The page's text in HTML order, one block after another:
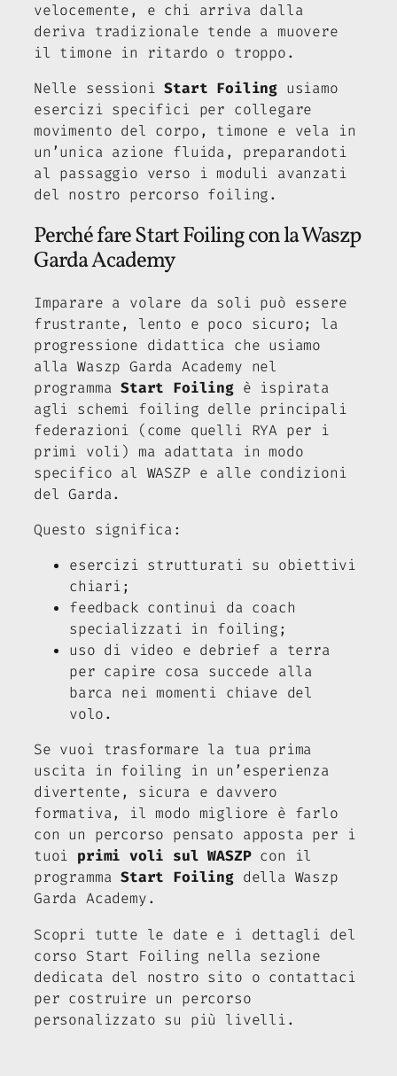
velocemente, e chi arriva dalla
deriva tradizionale tende a muovere
il timone in ritardo o troppo.
Nelle sessioniStart Foilingusiamo
esercizi specifici per collegare
movimento del corpo, timone e vela in
un’unica azione fluida, preparandoti
al passaggio verso i moduli avanzati
del nostro percorso foiling.
Perché fare Start Foiling con la Waszp
Garda Academy
Imparare a volare da soli può essere
frustrante, lento e poco sicuro; la
progressione didattica che usiamo
alla Waszp Garda Academy nel
programmaStart Foilingè ispirata
agli schemi foiling delle principali
federazioni (come quelli RYA per i
primi voli) ma adattata in modo
specifico al WASZP e alle condizioni
del Garda.
Questo significa:
esercizi strutturati su obiettivi
chiari;
feedback continui da coach
specializzati in foiling;
uso di video e debrief a terra
per capire cosa succede alla
barca nei momenti chiave del
volo.
Se vuoi trasformare la tua prima
uscita in foiling in un’esperienza
divertente, sicura e davvero
formativa, il modo migliore è farlo
con un percorso pensato apposta per i
tuoi primi voli sul WASZPcon il
programmaStart Foilingdella Waszp
Garda Academy.
Scopri tutte le date e i dettagli del
corso Start Foiling nella sezione
dedicata del nostro sito o contattaci
per costruire un percorso
personalizzato su più livelli.